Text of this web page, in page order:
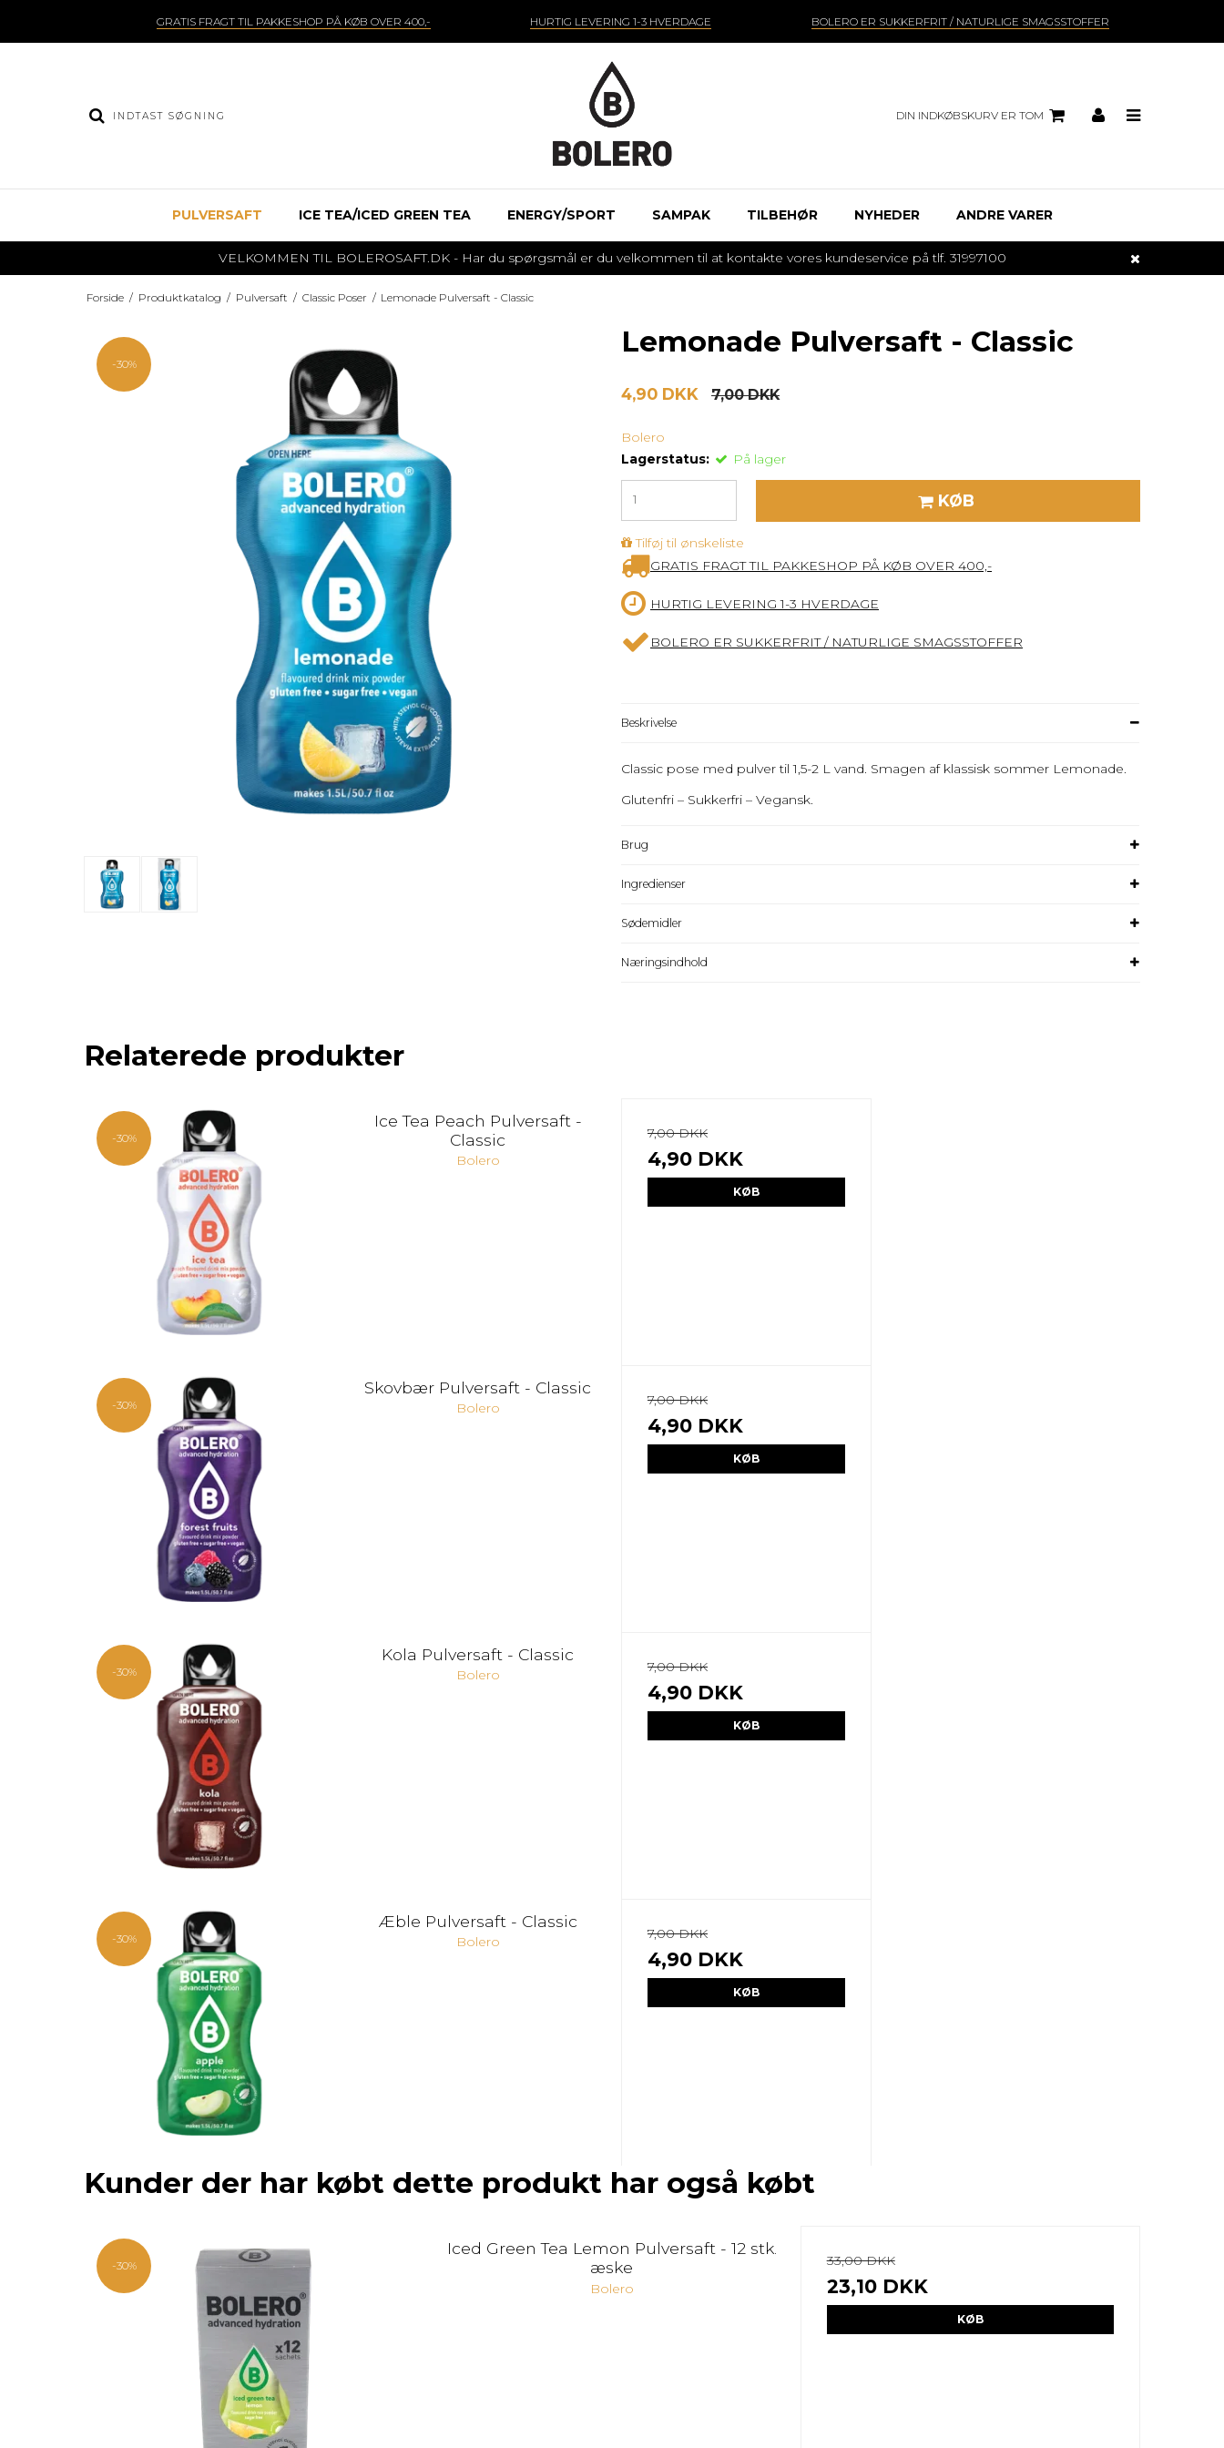
GRATIS FRAGT TIL PAKKESHOP PÅ KØB OVER 400,- HURTIG LEVERING 1-3 HVERDAGE BOLERO ER SUKKERFRIT / NATURLIGE SMAGSSTOFFER
DIN INDKØBSKURV ER TOM
PULVERSAFT ICE TEA/ICED GREEN TEA ENERGY/SPORT SAMPAK TILBEHØR NYHEDER ANDRE VARER
VELKOMMEN TIL BOLEROSAFT.DK - Har du spørgsmål er du velkommen til at kontakte vores kundeservice på tlf. 31997100
Forside / Produktkatalog / Pulversaft / Classic Poser / Lemonade Pulversaft - Classic
-30%
Lemonade Pulversaft - Classic
4,90 DKK 7,00 DKK
Bolero
Lagerstatus:
På lager
KØB
Tilføj til ønskeliste
GRATIS FRAGT TIL PAKKESHOP PÅ KØB OVER 400,-
HURTIG LEVERING 1-3 HVERDAGE
BOLERO ER SUKKERFRIT / NATURLIGE SMAGSSTOFFER
Beskrivelse
Classic pose med pulver til 1,5-2 L vand. Smagen af klassisk sommer Lemonade.
Glutenfri – Sukkerfri – Vegansk.
Brug
Ingredienser
Sødemidler
Næringsindhold
Relaterede produkter
-30%
Ice Tea Peach Pulversaft -
Classic
Bolero
7,00 DKK
4,90 DKK
KØB
-30%
Skovbær Pulversaft - Classic
Bolero
7,00 DKK
4,90 DKK
KØB
-30%
Kola Pulversaft - Classic
Bolero
7,00 DKK
4,90 DKK
KØB
-30%
Æble Pulversaft - Classic
Bolero
7,00 DKK
4,90 DKK
KØB
Kunder der har købt dette produkt har også købt
-30%
Iced Green Tea Lemon Pulversaft - 12 stk.
æske
Bolero
33,00 DKK
23,10 DKK
KØB